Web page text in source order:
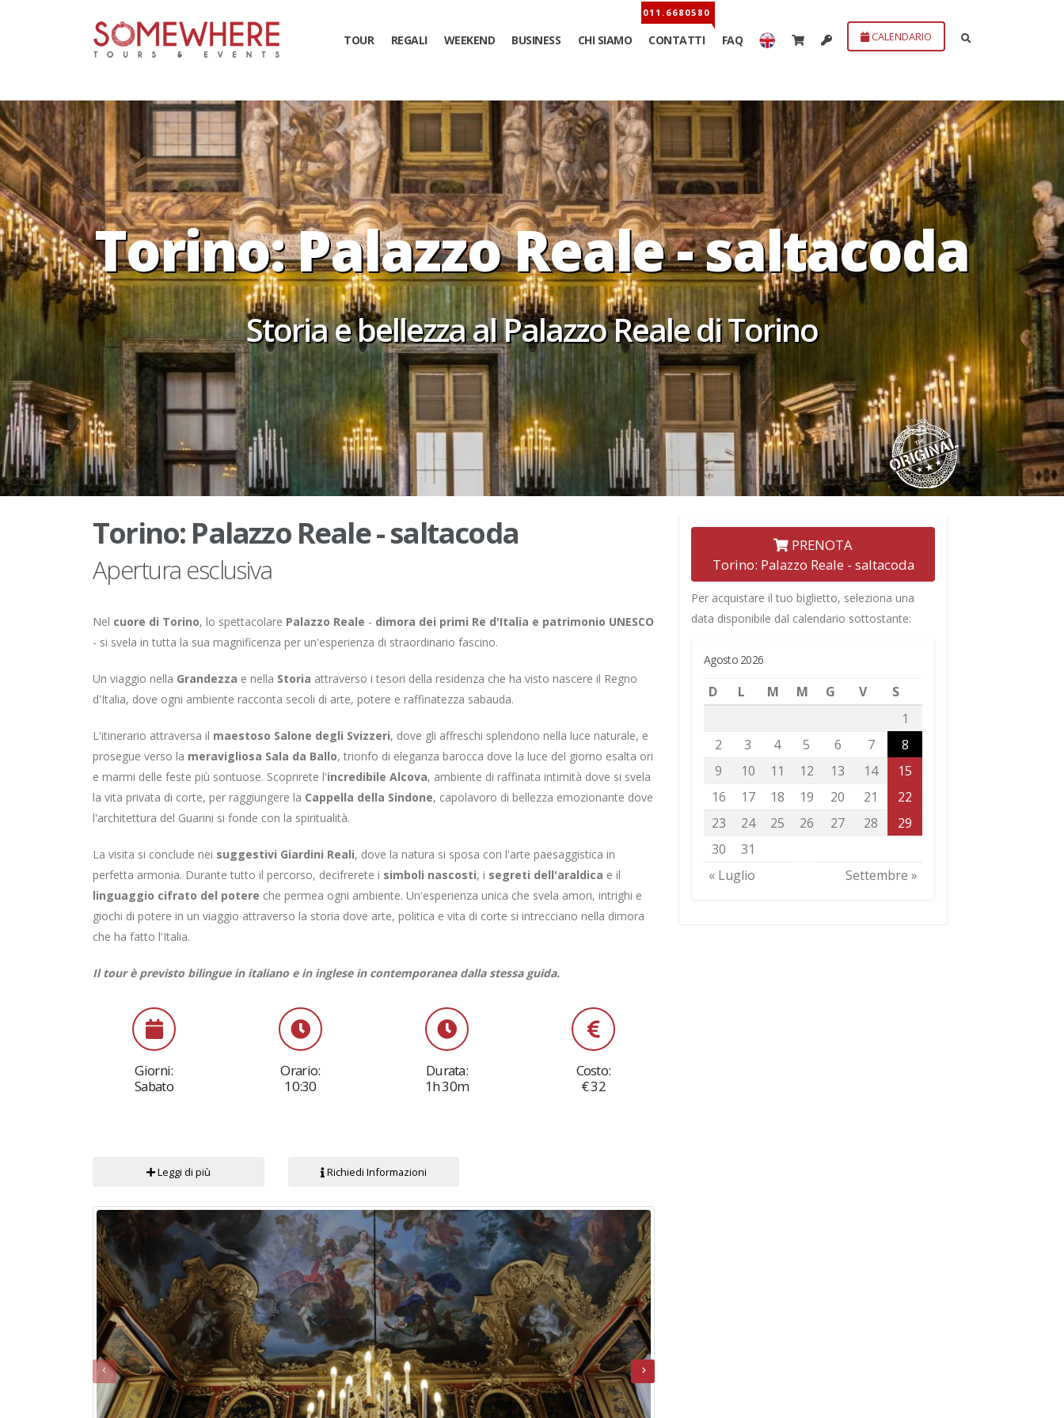
TOUR
REGALI WEEKEND BUSINESS CHI SIAMO CONTATTI FAQ CALENDARIO
Torino: Palazzo Reale - saltacoda
Apertura esclusiva
Nel cuore di Torino, lo spettacolare Palazzo Reale - dimora dei primi Re d'Italia e patrimonio UNESCO
- si svela in tutta la sua magnificenza per un'esperienza di straordinario fascino.
Un viaggio nella Grandezza e nella Storia attraverso i tesori della residenza che ha visto nascere il Regno
d'Italia, dove ogni ambiente racconta secoli di arte, potere e raffinatezza sabauda.
L'itinerario attraversa il maestoso Salone degli Svizzeri, dove gli affreschi splendono nella luce naturale, e
prosegue verso la meravigliosa Sala da Ballo, trionfo di eleganza barocca dove la luce del giorno esalta ori
e marmi delle feste più sontuose. Scoprirete l'incredibile Alcova, ambiente di raffinata intimità dove si svela
la vita privata di corte, per raggiungere la Cappella della Sindone, capolavoro di bellezza emozionante dove
l'architettura del Guarini si fonde con la spiritualità.
La visita si conclude nei suggestivi Giardini Reali, dove la natura si sposa con l'arte paesaggistica in
perfetta armonia. Durante tutto il percorso, decifrerete i simboli nascosti, i segreti dell'araldica e il
linguaggio cifrato del potere che permea ogni ambiente. Un'esperienza unica che svela amori, intrighi e
giochi di potere in un viaggio attraverso la storia dove arte, politica e vita di corte si intrecciano nella dimora
che ha fatto l'Italia.
Il tour è previsto bilingue in italiano e in inglese in contemporanea dalla stessa guida.
Giorni:
Sabato
Orario:
10:30
Durata:
1h 30m
Costo:
€ 32
Leggi di più Richiedi Informazioni
PRENOTA
Torino: Palazzo Reale - saltacoda
Per acquistare il tuo biglietto, seleziona una
data disponibile dal calendario sottostante:
Agosto 2026
D L M M G V S
« Luglio Settembre »
1
2
3 4 5 6 7
8
9
10 11 12 13 14
15
16
17 18 19 20 21
22
23
24 25 26 27 28
29
30
31